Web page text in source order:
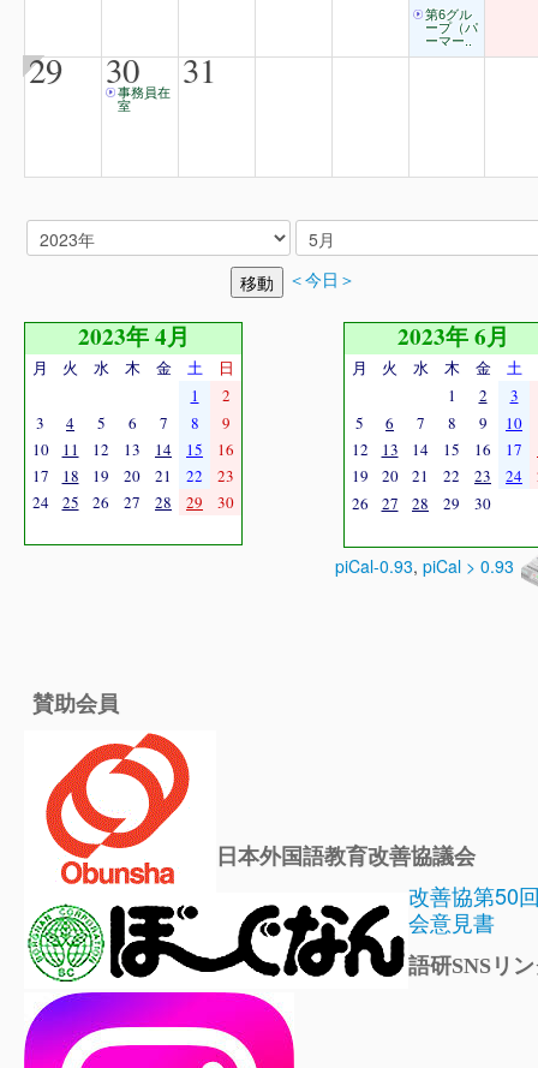
第6グル
ープ（パ
ーマー..
29 30
事務員在
室
31
＜今日＞
2023年 4月
月 火 水 木 金 土
日
1
2
3
4 5 6 7 8
9
10
11 12 13 14 15
16
17
18 19 20 21 22
23
24
25 26 27 28 29 30
2023年 6月
月 火 水 木 金 土
1
2
3
5
6 7 8 9 10
12
13 14 15 16 17
19
20 21 22 23 24
26
27 28 29 30
piCal-0.93, piCal > 0.93
賛助会員
日本外国語教育改善協議会
改善協第50
会意見書
語研SNSリ